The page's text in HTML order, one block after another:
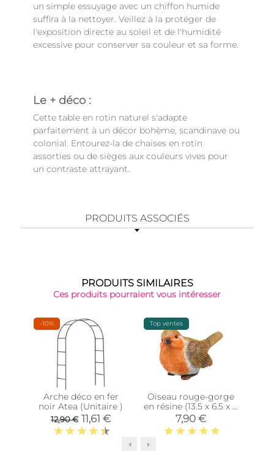
un simple essuyage avec un chiffon humide
suffira à la nettoyer. Veillez à la protéger de
l'exposition directe au soleil et de l'humidité
excessive pour conserver sa couleur et sa forme.
Le + déco :
Cette table en rotin naturel s'adapte
parfaitement à un décor bohème, scandinave ou
colonial. Entourez-la de chaises en rotin
assorties ou de sièges aux couleurs vives pour
un contraste attrayant.
PRODUITS ASSOCIÉS
PRODUITS SIMILAIRES
Ces produits pourraient vous intéresser
-10%
Arche déco en fer
noir Atea (Unitaire )
12,90 € 11,61 €
Top ventes
Oiseau rouge-gorge
en résine (13.5 x 6.5 x 8
cm)
7,90 €